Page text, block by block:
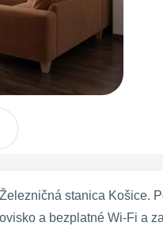
stanica Košice.
a bezplatné Wi-Fi a